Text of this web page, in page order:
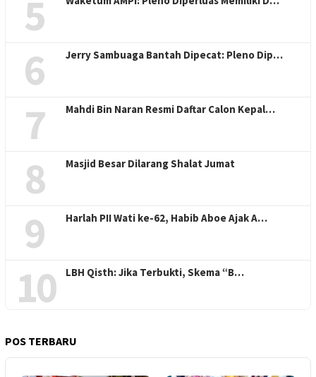
5
6 Jerry Sambuaga Bantah Dipecat: Pleno Dip…
7 Mahdi Bin Naran Resmi Daftar Calon Kepal…
8 Masjid Besar Dilarang Shalat Jumat
9 Harlah PII Wati ke-62, Habib Aboe Ajak A…
10 LBH Qisth: Jika Terbukti, Skema “B…
POS TERBARU